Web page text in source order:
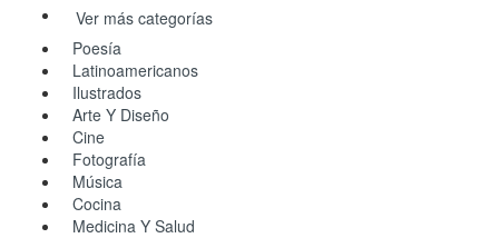
Ver más categorías
Poesía
Latinoamericanos
Ilustrados
Arte Y Diseño
Cine
Fotografía
Música
Cocina
Medicina Y Salud